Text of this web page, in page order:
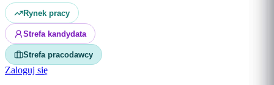
Rynek pracy
Strefa kandydata
Strefa pracodawcy
Zaloguj się